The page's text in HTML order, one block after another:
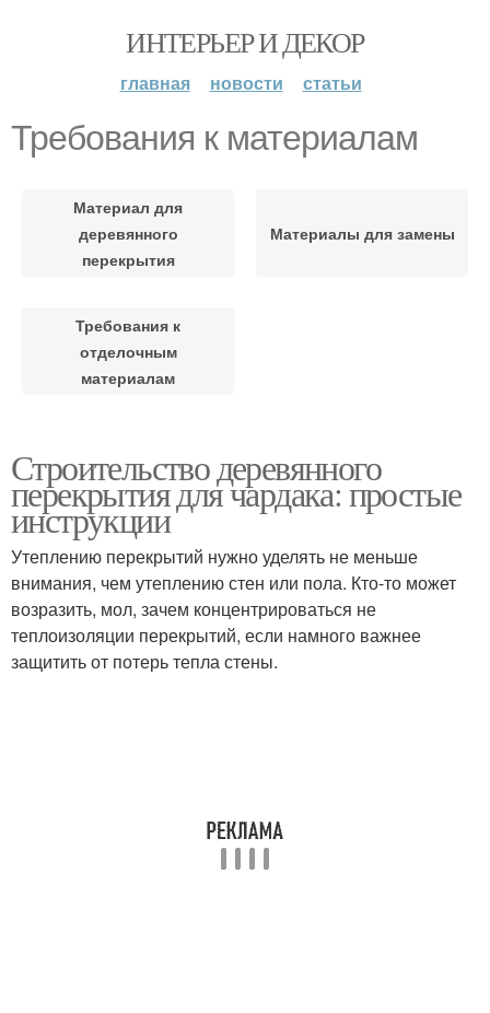
ИНТЕРЬЕР И ДЕКОР
главная новости статьи
Требования к материалам
Материал для
деревянного
перекрытия
Материалы для замены
Требования к
отделочным
материалам
Строительство деревянного
перекрытия для чардака: простые
инструкции
Утеплению перекрытий нужно уделять не меньше
внимания, чем утеплению стен или пола. Кто-то может
возразить, мол, зачем концентрироваться не
теплоизоляции перекрытий, если намного важнее
защитить от потерь тепла стены.